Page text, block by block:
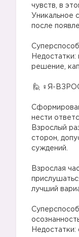
чувств, в
Уникальное
после
Недостатки:
решение,
‍♀️Я-
нести
Взрослый
сторон,
суждений.
Взрослая
лучший
Недостатки: